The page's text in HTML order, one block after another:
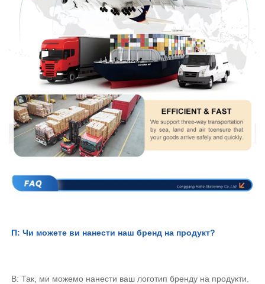
П: Чи можете ви нанести наш бренд на продукт?
В: Так, ми можемо нанести ваш логотип бренду на продукти.